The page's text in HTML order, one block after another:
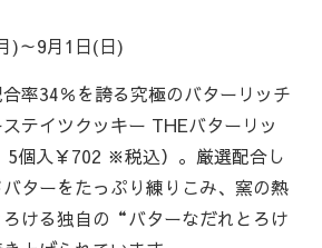
)～9月1日(日)
率34％を誇る究極のバターリッチ
テイツクッキー THEバターリッ
5個入￥702 ※税込）。厳選配合し
ターをたっぷり練りこみ、窯の熱
ける独自の“バターなだれとろけ